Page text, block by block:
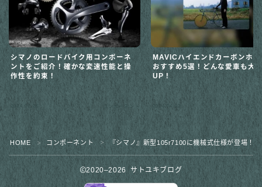
シマノのロードバイク用コンポーネ
ントをご紹介！確かな変速性能と操
作性を約束！
2024.07.26 コンポーネント
MAVICハイエンドカーボンホ
おすすめ5選！どんな愛車も大
UP！
2024.04.02 コン
HOME ＞ コンポーネント ＞ 『シマノ』新型105r7100に機械式仕様が登場！
2020–2026 サトユキブログ